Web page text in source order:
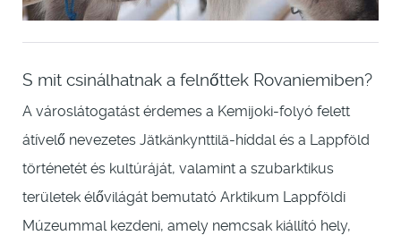
S mit csinálhatnak a felnőttek Rovaniemiben?
A városlátogatást érdemes a Kemijoki-folyó felett
átívelő nevezetes Jätkänkynttilä-híddal és a Lappföld
történetét és kultúráját, valamint a szubarktikus
területek élővilágát bemutató Arktikum Lappföldi
Múzeummal kezdeni, amely nemcsak kiállító hely,